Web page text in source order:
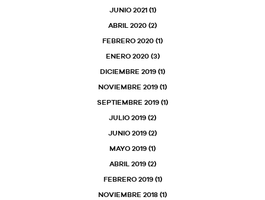
JUNIO 2021(1)
ABRIL 2020 (2)
FEBRERO 2020 (1)
ENERO 2020(3)
DICIEMBRE 2019 (1)
NOVIEMBRE 2019 (1)
SEPTIEMBRE 2019 (1)
JULIO 2019 (2)
JUNIO 2019 (2)
MAYO 2019 (1)
ABRIL 2019(2)
FEBRERO 2019(1)
NOVIEMBRE 2018 (1)